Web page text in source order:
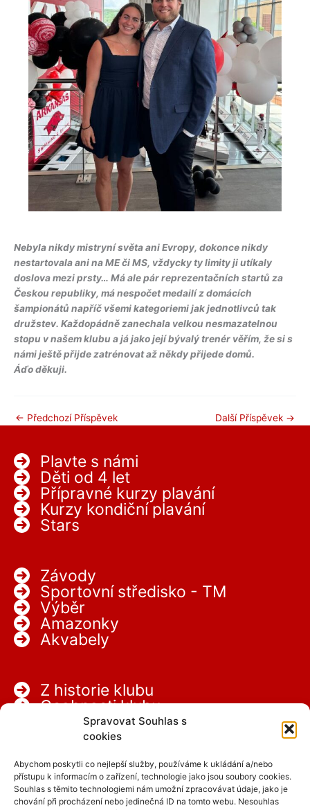
Spravovat Souhlas s
cookies
Abychom poskytli co nejlepší služby, používáme k ukládání a/nebo
přístupu k informacím o zařízení, technologie jako jsou soubory cookies.
Souhlas s těmito technologiemi nám umožní zpracovávat údaje, jako je
chování při procházení nebo jedinečná ID na tomto webu. Nesouhlas
Nebyla nikdy mistryní světa ani Evropy, dokonce nikdy
nestartovala ani na ME či MS, vždycky ty limity ji utíkaly
doslova mezi prsty… Má ale pár reprezentačních startů za
Českou republiky, má nespočet medailí z domácích
šampionátů napříč všemi kategoriemi jak jednotlivců tak
družstev. Každopádně zanechala velkou nesmazatelnou
stopu v našem klubu a já jako její bývalý trenér věřím, že si s
námi ještě přijde zatrénovat až někdy přijede domů.
Áďo děkuji.
← Předchozí Příspěvek Další Příspěvek →
Plavte s námi
Děti od 4 let
Přípravné kurzy plavání
Kurzy kondiční plavání
Stars
Závody
Sportovní středisko - TM
Výběr
Amazonky
Akvabely
Z historie klubu
Osobnosti klubu
Partneři
Kariéra